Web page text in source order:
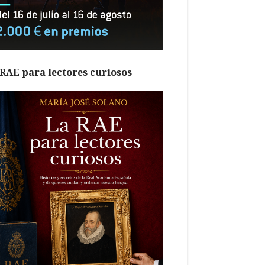
para lectores curiosos